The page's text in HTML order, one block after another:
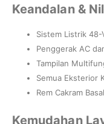
Keandalan &
Sistem Listrik 48-
Penggerak AC
Tampilan
Semua Eksterior
Rem Cakram
Kemudahan